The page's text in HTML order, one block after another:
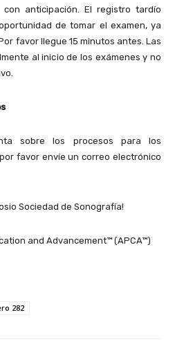
anticipación. El registro tardío
de tomar el examen, ya
favor llegue 15 minutos antes. Las
al inicio de los exámenes y no
sobre los procesos para los
favor envíe un correo electrónico
Sociedad de Sonografía!
and Advancement™ (APCA™)
282